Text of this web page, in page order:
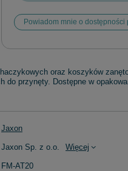
Powiadom mnie o dostępności
oraz koszyków
do przynęty. Dostępne w
Jaxon
Jaxon Sp. z o.o. Więcej
FM-AT20